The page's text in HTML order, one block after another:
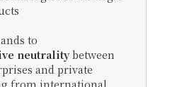
to
neutralitybetween
and private
from international